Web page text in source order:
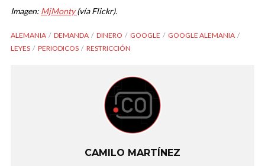
Imagen: MjMonty(vía Flickr).
ALEMANIA DEMANDA DINERO GOOGLE
GOOGLE ALEMANIA
LEYES
PERIODICOS RESTRICCIÓN
CAMILO MARTÍNEZ